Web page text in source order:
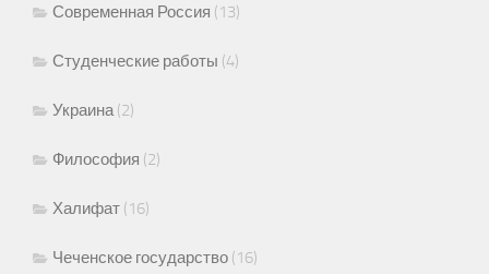
Современная Россия (13)
Студенческие работы (4)
Украина(2)
Философия (2)
Халифат (16)
Чеченское государство (16)